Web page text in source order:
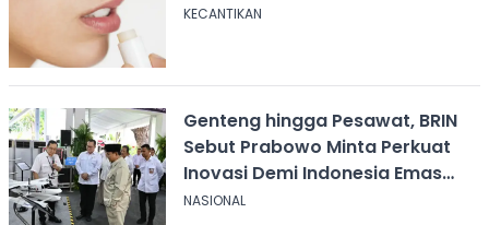
KECANTIKAN
Genteng hingga Pesawat, BRIN
Sebut Prabowo Minta Perkuat
Inovasi Demi Indonesia Emas
2045
NASIONAL